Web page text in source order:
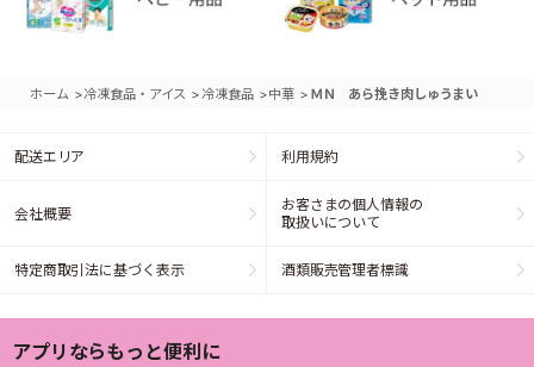
ホーム >冷凍食品・アイス > 冷凍食品 >中華 > ＭＮ あら挽き肉しゅうまい
配送エリア 利用規約
会社概要
お客さまの個人情報の
取扱いについて
特定商取引法に基づく表示 酒類販売管理者標識
アプリならもっと便利に